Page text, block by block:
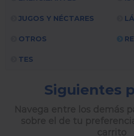
JUGOS Y NÉCTARES
OTROS
TES
Siguientes